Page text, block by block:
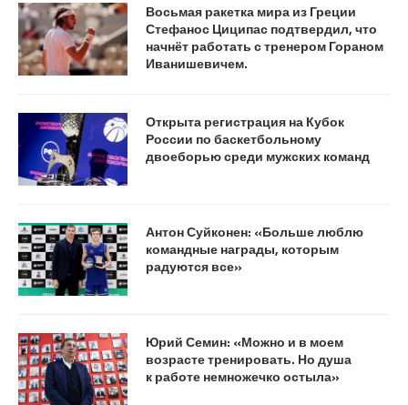
Восьмая ракетка мира из Греции
Стефанос Циципас подтвердил, что
начнёт работать с тренером Гораном
Иванишевичем.
Открыта регистрация на Кубок
России по баскетбольному
двоеборью среди мужских команд
Антон Суйконен: «Больше люблю
командные награды, которым
радуются все»
Юрий Семин: «Можно и в моем
возрасте тренировать. Но душа
к работе немножечко остыла»